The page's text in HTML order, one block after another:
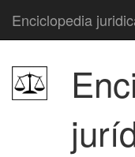
Enciclopedia